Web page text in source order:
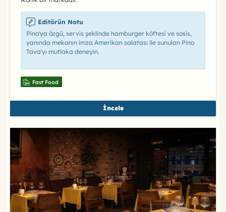
Editörün Notu
Pino'ya özgü, servis şeklinde hamburger köftesi ve sosis,
yanında mekanın imza Amerikan salatası ile sunulan Pino
Tava'yı mutlaka deneyin.
Fast Food
İncele